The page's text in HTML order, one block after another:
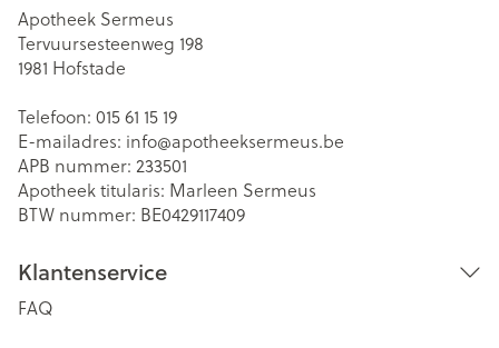
Apotheek Sermeus
Tervuursesteenweg 198
1981 Hofstade
Telefoon: 015 61 15 19
E-mailadres: info@apotheeksermeus.be
APB nummer: 233501
Apotheek titularis: Marleen Sermeus
BTW nummer: BE0429117409
Klantenservice
FAQ